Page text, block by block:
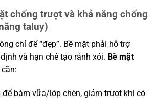
chống trượt và khả năng chống
taluy)
chỉ để “đẹp”. Bề mặt phải hỗ trợ
và hạn chế tạo rãnh xói. Bề mặt
bám vữa/lớp chèn, giảm trượt khi có